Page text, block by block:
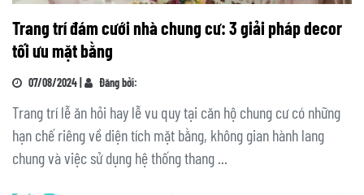
Trang trí đám cưới nhà chung cư: 3 giải pháp decor
tối ưu mặt bằng
07/08/2024 | Đăng bởi:
Trang trí lễ ăn hỏi hay lễ vu quy tại căn hộ chung cư có những
hạn chế riêng về diện tích mặt bằng, không gian hành lang
chung và việc sử dụng hệ thống thang ...